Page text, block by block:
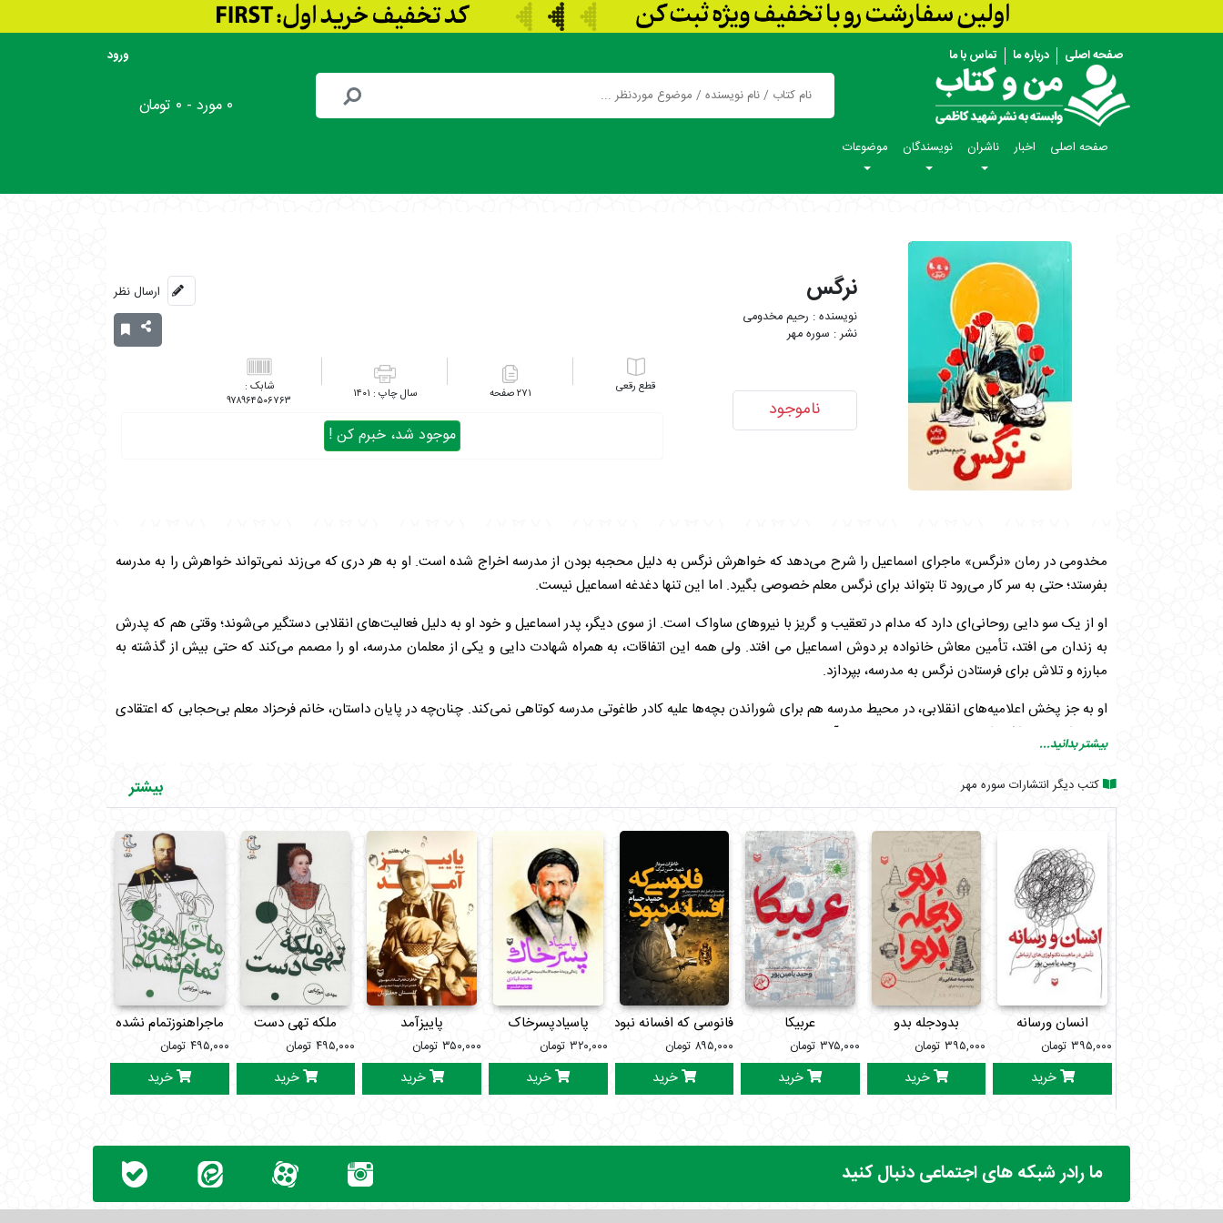
صفحه اصلی درباره ما تماس با ما ورود
۰ مورد - ۰ تومان
صفحه اصلی اخبار ناشران نویسندگان موضوعات
نرگس
رحیم مخدومی
سوره مهر
ارسال نظر
ناموجود
رقعی ۲۷۱ ۱۴۰۱ ۹۷۸۹۶۴۵۰۶۷۶۳
موجود شد، خبرم کن !
مخدومی در رمان «نرگس» ماجرای اسماعیل را شرح می‌دهد که خواهرش نرگس به دلیل محجبه بودن از مدرسه اخراج شده است. او به هر دری که می‌زند نمی‌تواند خواهرش را به مدرسه
بفرستد؛ حتی به سر کار می‌رود تا بتواند برای نرگس معلم خصوصی بگیرد. اما این تنها دغدغه اسماعیل نیست.
او از یک سو دایی روحانی‌ای دارد که مدام در تعقیب و گریز با نیروهای ساواک است. از سوی دیگر، پدر اسماعیل و خود او به دلیل فعالیت‌های انقلابی دستگیر می‌شوند؛ وقتی هم که پدرش
به زندان می افتد، تأمین معاش خانواده بر دوش اسماعیل می افتد. ولی همه این اتفاقات، به همراه شهادت دایی و یکی از معلمان مدرسه، او را مصمم می‌کند که حتی بیش از گذشته به
مبارزه و تلاش برای فرستادن نرگس به مدرسه، بپردازد.
او به جز پخش اعلامیه‌های انقلابی، در محیط مدرسه هم برای شوراندن بچه‌ها علیه کادر طاغوتی مدرسه کوتاهی نمی‌کند. چنان‌چه در پایان داستان، خانم فرحزاد معلم بی‌حجابی که اعتقادی
هم به انقلاب نداشته است با روسری به مدرسه می‌آید.
بیشتر بدانید...
کتب دیگر انتشارات سوره مهر بیشتر
انسان ورسانه
۳۹۵,۰۰۰ تومان
خرید
بدودجله بدو
۳۹۵,۰۰۰ تومان
خرید
عربیکا
۳۷۵,۰۰۰ تومان
خرید
فانوسی که افسانه نبود
۸۹۵,۰۰۰ تومان
خرید
پاسیادپسرخاک
۳۲۰,۰۰۰ تومان
خرید
پاییزآمد
۳۵۰,۰۰۰ تومان
خرید
ملکه تهی دست
۴۹۵,۰۰۰ تومان
خرید
ماجراهنوزتمام نشده
۴۹۵,۰۰۰ تومان
خرید
ما رادر شبکه های اجتماعی دنبال کنید